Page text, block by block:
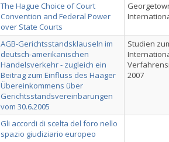
The Hague Choice of Court
Convention and Federal Power
over State Courts
AGB-Gerichtsstandsklauseln im
deutsch-amerikanischen
Handelsverkehr - zugleich ein
Beitrag zum Einfluss des Haager
Übereinkommens über
Gerichtsstandsvereinbarungen
vom 30.6.2005
Studien
2007
Gli accordi di scelta del foro nello
spazio giudiziario europeo